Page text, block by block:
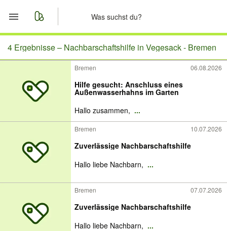
Start
Nachrichten
Anzeige aufgeben
4 Ergebnisse – Nachbarschaftshilfe in Vegesack - Bremen
Bremen 06.08.2026
Hilfe gesucht: Anschluss eines
Außenwasserhahns im Garten
Hallo zusammen, ...
Bremen 10.07.2026
Zuverlässige Nachbarschaftshilfe
Hallo liebe Nachbarn, ...
Bremen 07.07.2026
Zuverlässige Nachbarschaftshilfe
Hallo liebe Nachbarn, ...